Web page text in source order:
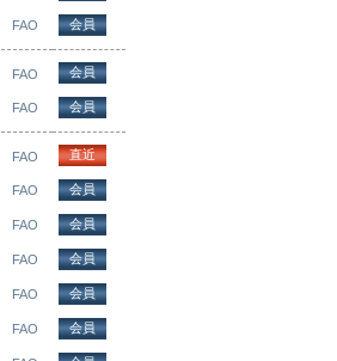
FAO 会員
FAO 会員
FAO 会員
FAO 直近
FAO 会員
FAO 会員
FAO 会員
FAO 会員
FAO 会員